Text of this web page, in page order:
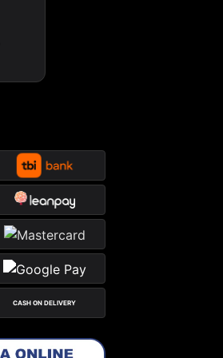
CASH ON DELIVERY